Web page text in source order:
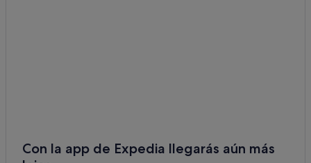
Con la app de Expedia llegarás aún más